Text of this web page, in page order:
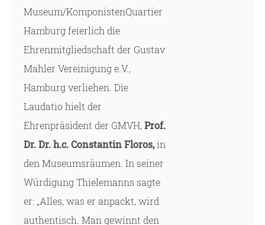
Museum/KomponistenQuartier
Hamburg feierlich die
Ehrenmitgliedschaft der Gustav
Mahler Vereinigung e.V.,
Hamburg verliehen. Die
Laudatio hielt der
Ehrenpräsident der GMVH, Prof.
Dr. Dr. h.c. Constantin Floros,in
den Museumsräumen. In seiner
Würdigung Thielemanns sagte
er: „Alles, was er anpackt, wird
authentisch. Man gewinnt den